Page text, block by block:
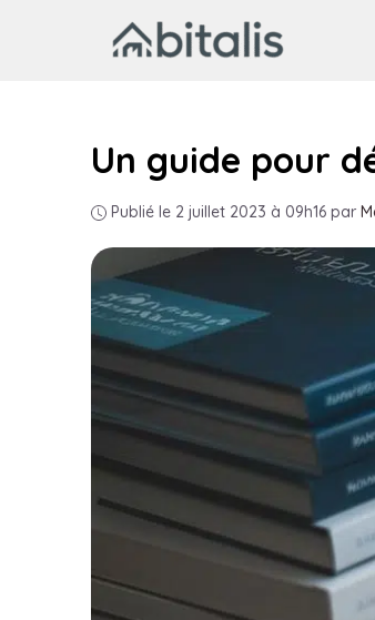
Un guide pour
Publié le 2 juillet 2023 à 09h16 par